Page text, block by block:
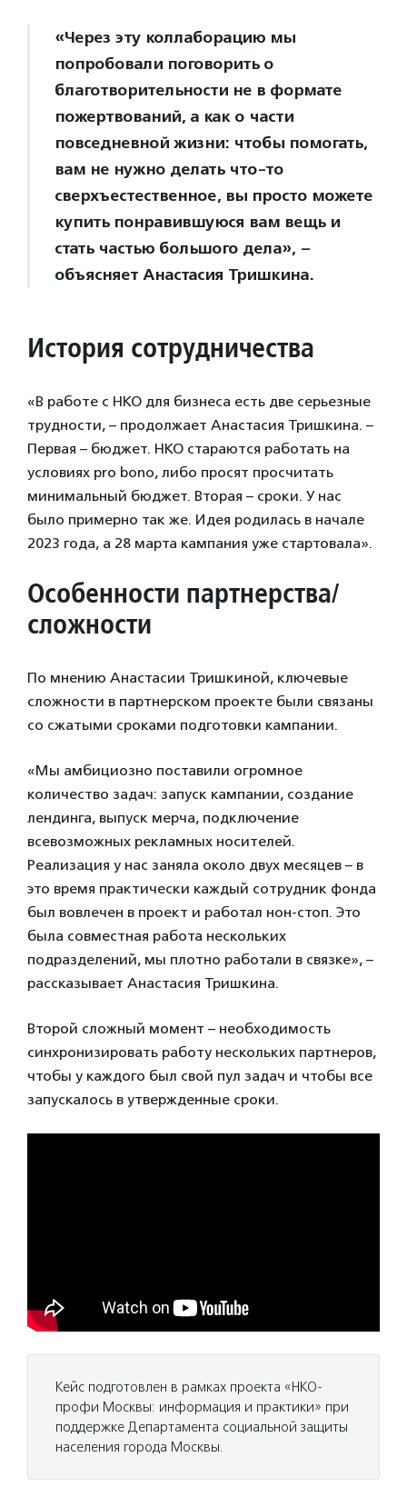
«Через эту коллаборацию мы
попробовали поговорить о
благотворительности не в формате
пожертвований, а как о части
повседневной жизни: чтобы помогать,
вам не нужно делать что-то
сверхъестественное, вы просто можете
купить понравившуюся вам вещь и
стать частью большого дела», –
объясняет Анастасия Тришкина.
История сотрудничества
«В работе с НКО для бизнеса есть две серьезные
трудности, – продолжает Анастасия Тришкина. –
Первая – бюджет. НКО стараются работать на
условиях pro bono, либо просят просчитать
минимальный бюджет. Вторая – сроки. У нас
было примерно так же. Идея родилась в начале
2023 года, а 28 марта кампания уже стартовала».
Особенности партнерства/
сложности
По мнению Анастасии Тришкиной, ключевые
сложности в партнерском проекте были связаны
со сжатыми сроками подготовки кампании.
«Мы амбициозно поставили огромное
количество задач: запуск кампании, создание
лендинга, выпуск мерча, подключение
всевозможных рекламных носителей.
Реализация у нас заняла около двух месяцев – в
это время практически каждый сотрудник фонда
был вовлечен в проект и работал нон-стоп. Это
была совместная работа нескольких
подразделений, мы плотно работали в связке», –
рассказывает Анастасия Тришкина.
Второй сложный момент – необходимость
синхронизировать работу нескольких партнеров,
чтобы у каждого был свой пул задач и чтобы все
запускалось в утвержденные сроки.
Кейс подготовлен в рамках проекта «НКО-
профи Москвы: информация и практики» при
поддержке Департамента социальной защиты
населения города Москвы.